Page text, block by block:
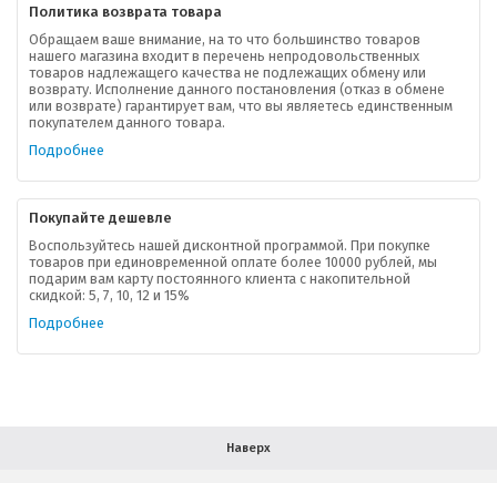
Политика возврата товара
Обращаем ваше внимание, на то что большинство товаров
нашего магазина входит в перечень непродовольственных
товаров надлежащего качества не подлежащих обмену или
возврату. Исполнение данного постановления (отказ в обмене
или возврате) гарантирует вам, что вы являетесь единственным
покупателем данного товара.
Подробнее
Покупайте дешевле
Воспользуйтесь нашей дисконтной программой. При покупке
товаров при единовременной оплате более 10000 рублей, мы
подарим вам карту постоянного клиента с накопительной
скидкой: 5, 7, 10, 12 и 15%
Подробнее
Наверх
О компании
Ваша скидка
Контактная информация
В помощь покупателю
Форма обратной связи